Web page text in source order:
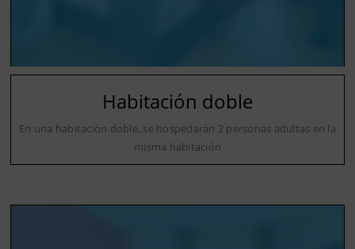
Habitación doble
En una habitación doble, se hospedarán 2 personas adultas en la
misma habitación